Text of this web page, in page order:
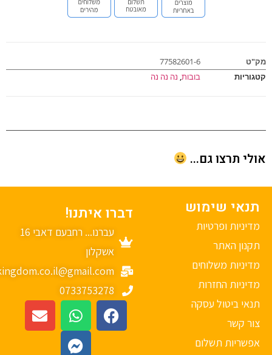
77582601-6
בובות,נה נה נה
תרצו גם...
שימוש
ופרטיות
האתר
משלוחים
החזרות
ביטול עסקה
קשר
תשלום
דברו איתנו!
עברנו... רחבעם דאבי 16
אשקלון
mykingdom.co.il@gmail.com
0733753278